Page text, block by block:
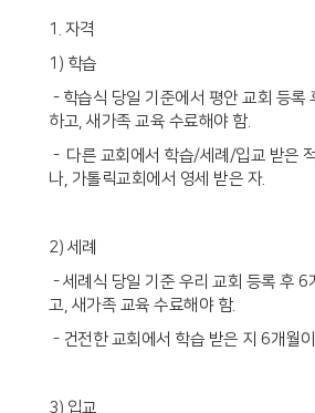
1. 자격
1) 학습
- 학습식 당일 기준에서 평안 교회 등록
하고, 새가족 교육 수료해야 함.
- 다른 교회에서 학습/세례/입교 받은
나, 가톨릭교회에서 영세 받은 자.
2) 세례
- 세례식 당일 기준 우리 교회 등록 후 6
고, 새가족 교육 수료해야 함.
- 건전한 교회에서 학습 받은 지 6개월
3) 입교